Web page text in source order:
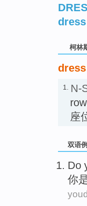
柯林
1. N-
座
双语
Do
你